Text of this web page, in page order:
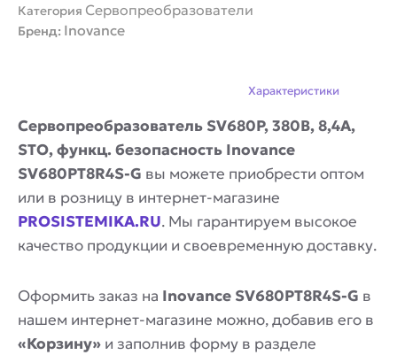
Категория Сервопреобразователи
Бренд: Inovance
Характеристики
Сервопреобразователь SV680P, 380В, 8,4А,
STO, функц. безопасность Inovance
SV680PT8R4S-G вы можете приобрести оптом
или в розницу в интернет-магазине
PROSISTEMIKA.RU. Мы гарантируем высокое
качество продукции и своевременную доставку.
Оформить заказ на Inovance SV680PT8R4S-G в
нашем интернет-магазине можно, добавив его в
«Корзину» и заполнив форму в разделе